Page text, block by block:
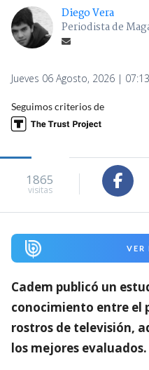
Diego Vera
Periodista de
Jueves 06 Agosto, 2026 | 07:13
Seguimos criterios de
1865
visitas
VER
Cadem publicó un
conocimiento entre el
rostros de televisión,
los mejores evaluados.